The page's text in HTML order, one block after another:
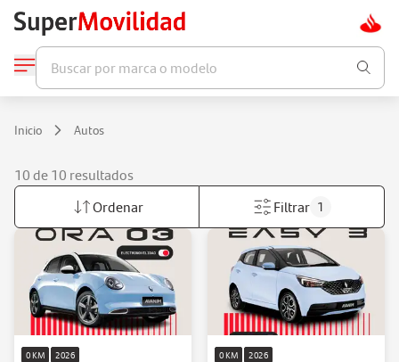
Buscar por marca o modelo
Inicio Autos
10 de 10 resultados
Ordenar
Filtrar 1
0 KM 2026 0 KM 2026